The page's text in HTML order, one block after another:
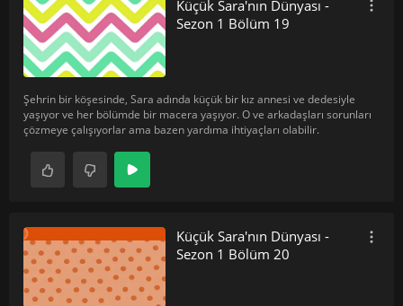
Küçük Sara'nın Dünyası -
Sezon 1 Bölüm 19
Şehrin bir köşesinde, Sara adında küçük bir kız annesi ve dedesiyle
yaşıyor ve her bölümde bir macera yaşıyor. O ve arkadaşları sorunları
çözmeye çalışıyorlar ama bazen yardıma ihtiyaçları olabilir.
Küçük Sara'nın Dünyası -
Sezon 1 Bölüm 20